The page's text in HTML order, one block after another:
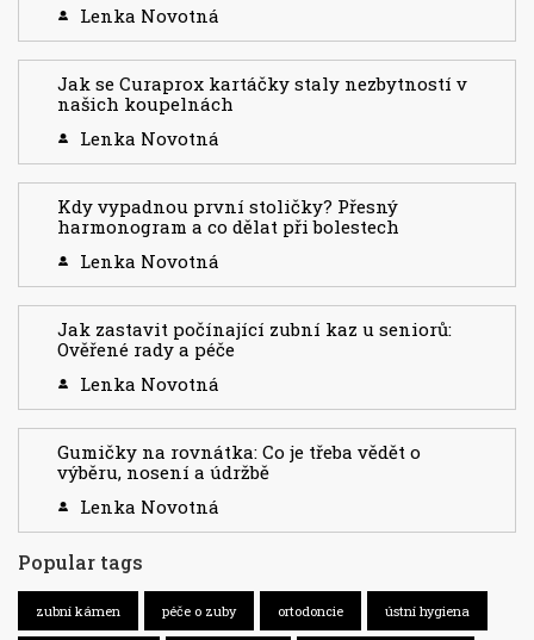
Lenka Novotná
Jak se Curaprox kartáčky staly nezbytností v
našich koupelnách
Lenka Novotná
Kdy vypadnou první stoličky? Přesný
harmonogram a co dělat při bolestech
Lenka Novotná
Jak zastavit počínající zubní kaz u seniorů:
Ověřené rady a péče
Lenka Novotná
Gumičky na rovnátka: Co je třeba vědět o
výběru, nosení a údržbě
Lenka Novotná
Popular tags
zubní kámen péče o zuby ortodoncie ústní hygiena